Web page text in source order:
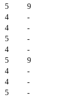
5
9
4
-
4
-
5
-
4
-
5
9
4
-
4
-
5
-